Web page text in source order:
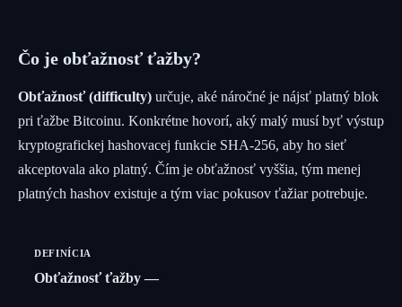
Čo je obťažnosť ťažby?
Obťažnosť (difficulty) určuje, aké náročné je nájsť platný blok
pri ťažbe Bitcoinu. Konkrétne hovorí, aký malý musí byť výstup
kryptografickej hashovacej funkcie SHA-256, aby ho sieť
akceptovala ako platný. Čím je obťažnosť vyššia, tým menej
platných hashov existuje a tým viac pokusov ťažiar potrebuje.
DEFINÍCIA
Obťažnosť ťažby